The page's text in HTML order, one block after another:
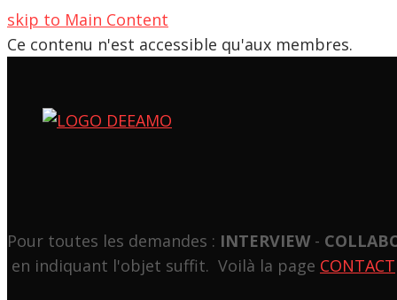
skip to Main Content
Ce contenu n'est accessible qu'aux membres.
Pour toutes les demandes : INTERVIEW -
en indiquant l'objet suffit. Voilà la page CONTACT